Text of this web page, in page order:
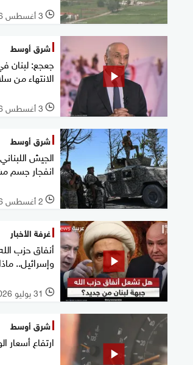
l 3 أغسطس 2026
شرق أوسط
جعجع: لبنان
الانتهاء من
l 3 أغسطس 2026
شرق أوسط
انفجار جسم
l 2 أغسطس 2026
غرفة الأخبار
أنفاق حزب
وإسرائيل..
l 31 يوليو 2026
شرق أوسط
ارتفاع أسعار